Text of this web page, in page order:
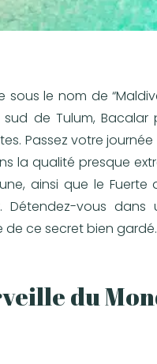
le nom de
de Tulum,
Passez votre
la qualité presque
ainsi que le Fuerte
Détendez-vous
ce secret bien gardé.
du